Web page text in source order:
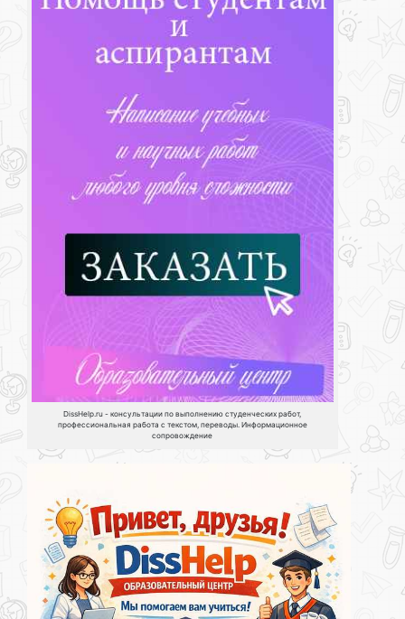
DissHelp.ru - консультации по выполнению студенческих работ,
профессиональная работа с текстом, переводы. Информационное
сопровождение